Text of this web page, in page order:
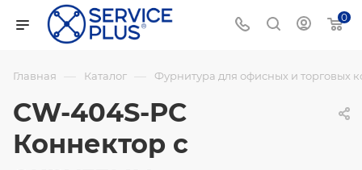
0
Главная — Каталог — Фурнитура для офисных и торговых
CW-404S-PC
Коннектор с